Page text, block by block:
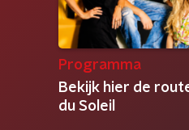
Programma
Bekijk hier de
du Soleil